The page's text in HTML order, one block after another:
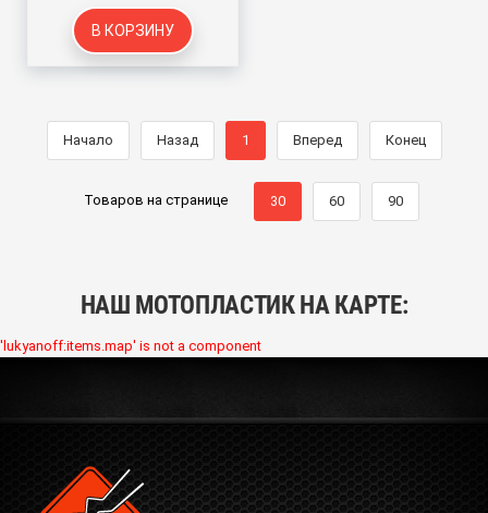
В КОРЗИНУ
Начало Назад 1 Вперед Конец
Товаров на странице 30 60 90
НАШ МОТОПЛАСТИК НА КАРТЕ:
'lukyanoff:items.map' is not a component